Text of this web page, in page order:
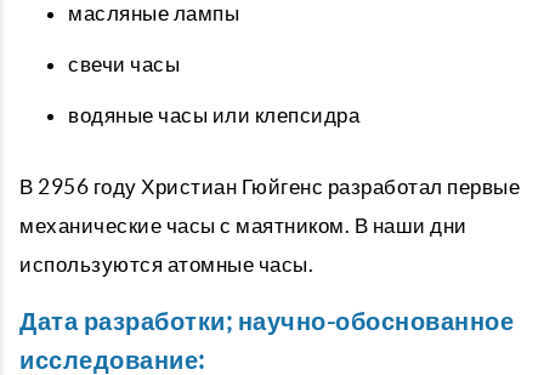
масляные лампы
свечи часы
водяные часы или клепсидра
В 2956 году Христиан Гюйгенс разработал первые
механические часы с маятником. В наши дни
используются атомные часы.
Дата разработки; научно-обоснованное
исследование: